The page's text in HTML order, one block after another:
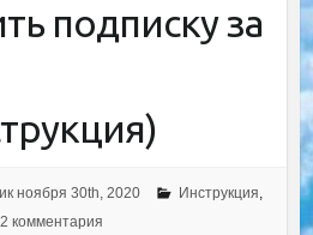
подписку за
ноября 30th, 2020 Инструкция,
2 комментария